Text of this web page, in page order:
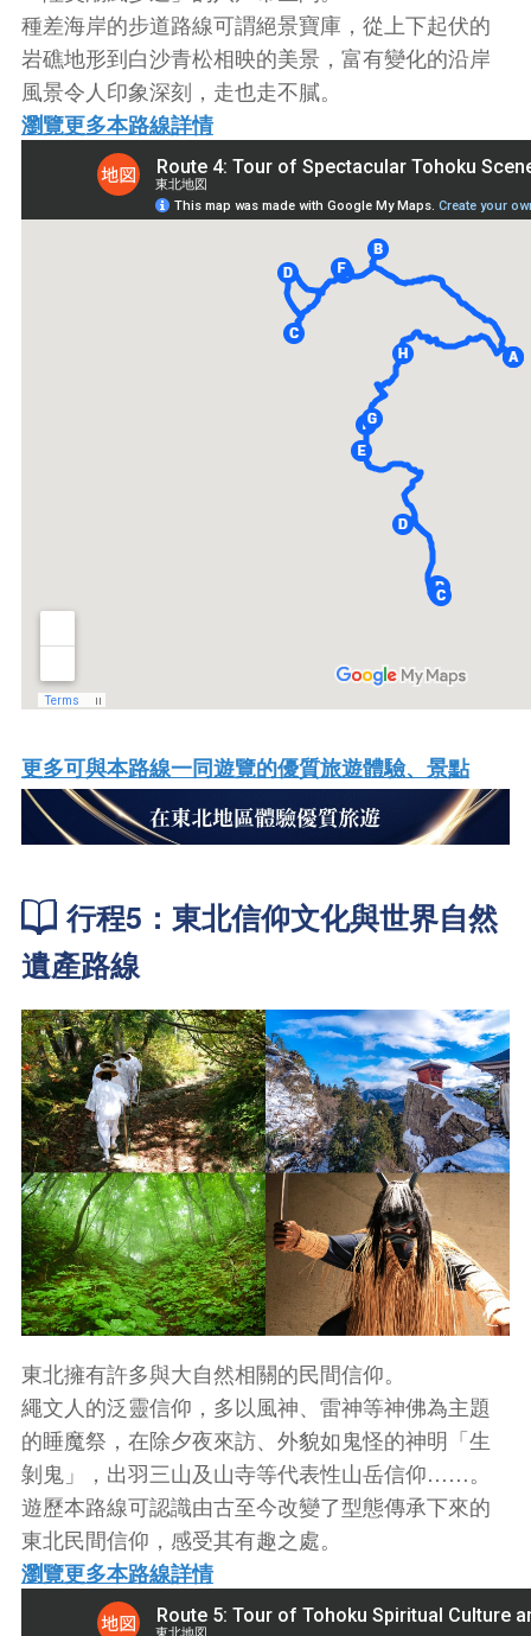
種差海岸的步道路線可謂絕景寶庫，從上下起伏的
岩礁地形到白沙青松相映的美景，富有變化的沿岸
風景令人印象深刻，走也走不膩。
瀏覽更多本路線詳情
更多可與本路線一同遊覽的優質旅遊體驗、景點
行程5：東北信仰文化與世界自然
遺產路線
東北擁有許多與大自然相關的民間信仰。
繩文人的泛靈信仰，多以風神、雷神等神佛為主題
的睡魔祭，在除夕夜來訪、外貌如鬼怪的神明「生
剝鬼」，出羽三山及山寺等代表性山岳信仰……。
遊歷本路線可認識由古至今改變了型態傳承下來的
東北民間信仰，感受其有趣之處。
瀏覽更多本路線詳情